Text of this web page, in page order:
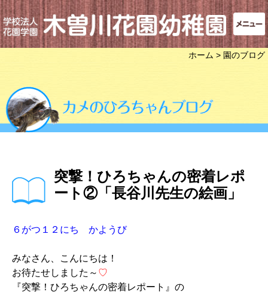
ホーム > 園のブログ
突撃！ひろちゃんの密着レポ
ート②「長谷川先生の絵画」
６がつ１２にち かようび
みなさん、こんにちは！
お待たせしました～ ♡
『突撃！ひろちゃんの密着レポート』の